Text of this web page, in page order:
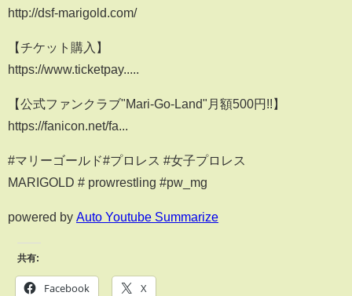
http://dsf-marigold.com/
【チケット購入】
https://www.ticketpay.....
【公式ファンクラブ"Mari-Go-Land"月額500円!!】
https://fanicon.net/fa...
#マリーゴールド#プロレス #女子プロレス
MARIGOLD # prowrestling #pw_mg
powered by Auto Youtube Summarize
共有:
Facebook X